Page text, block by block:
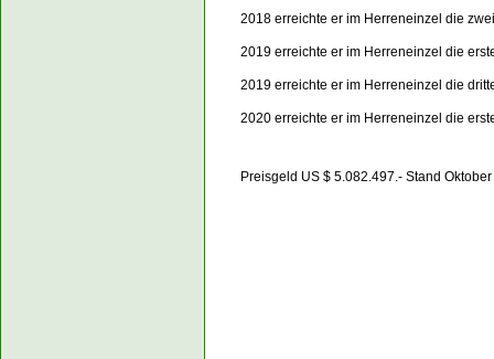
2018 erreichte er im Herreneinzel die
2019 erreichte er im Herreneinzel die
2019 erreichte er im Herreneinzel die
2020 erreichte er im Herreneinzel die
Preisgeld US $ 5.082.497.- Stand